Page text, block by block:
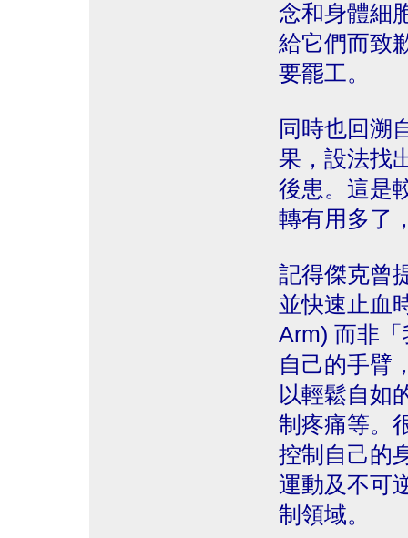
念和身體細
給它們而致
要罷工。
同時也回溯
果，設法找
後患。這是
轉有用多了
記得傑克曾
並快速止血
Arm) 而非
自己的手臂
以輕鬆自如
制疼痛等。
控制自己的
運動及不可
制領域。